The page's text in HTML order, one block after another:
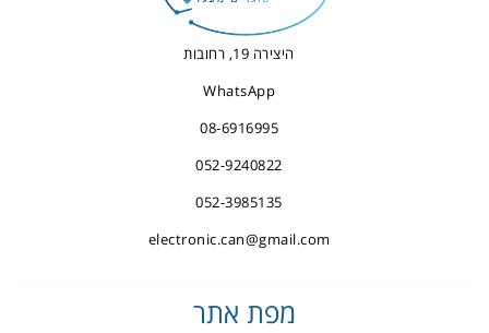
היצירה 19, רחובות
WhatsApp
08-6916995
052-9240822
052-3985135
electronic.can@gmail.com
מפת אתר